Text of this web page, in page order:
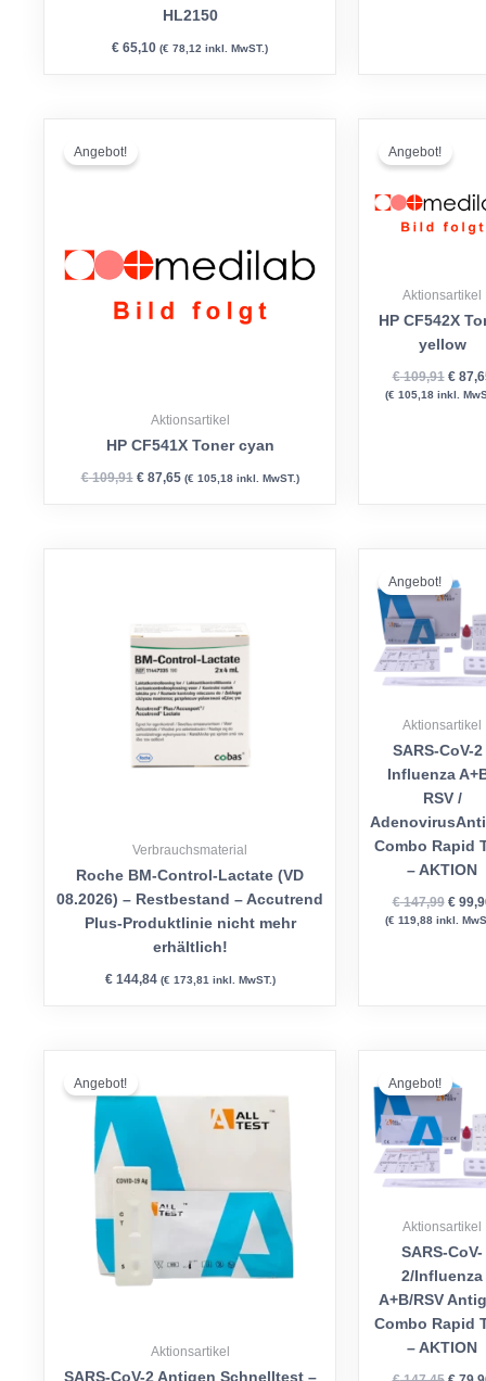
HL2150
€ 65,10 (€ 78,12 inkl. MwST.)
Angebot!
Aktionsartikel
HP CF541X Toner cyan
€109,91
war:
€87,65 (€ 105,18inkl. MwST.)
Angebot!
Aktionsartikel
HP CF542X
yellow
€109,91
war:
€
(€ 105,18inkl.
Verbrauchsmaterial
Roche BM-Control-Lactate (VD
08.2026) – Restbestand – Accutrend
Plus-Produktlinie nicht mehr
erhältlich!
€144,84 (€ 173,81 inkl. MwST.)
Angebot!
Aktionsartikel
SARS-CoV-2
Influenza
RSV /
Combo Rapid
– AKTION
€147,99
war:
€
(€ 119,88 inkl.
Angebot!
Aktionsartikel
SARS-CoV-2 Antigen Schnelltest –
war:
€ 27,00
ist:
€ 18,99.
Angebot!
Aktionsartikel
SARS-CoV-
2/Influenza
A+B/RSV
Combo Rapid
– AKTION
war:
€